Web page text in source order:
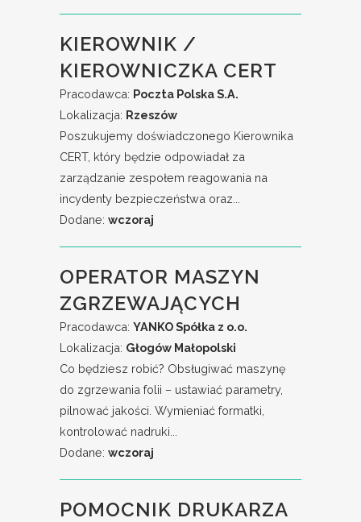
KIEROWNIK /
KIEROWNICZKA CERT
Pracodawca: Poczta Polska S.A.
Lokalizacja: Rzeszów
Poszukujemy doświadczonego Kierownika
CERT, który będzie odpowiadał za
zarządzanie zespołem reagowania na
incydenty bezpieczeństwa oraz...
Dodane: wczoraj
OPERATOR MASZYN
ZGRZEWAJĄCYCH
Pracodawca: YANKO Spółka z o.o.
Lokalizacja: Głogów Małopolski
Co będziesz robić? Obsługiwać maszynę
do zgrzewania folii – ustawiać parametry,
pilnować jakości. Wymieniać formatki,
kontrolować nadruki...
Dodane: wczoraj
POMOCNIK DRUKARZA